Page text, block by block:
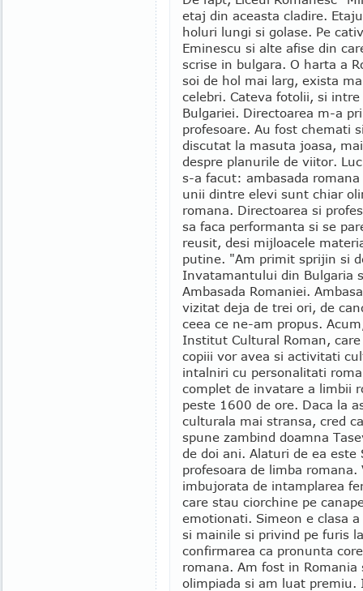
etaj din aceasta cladire.
holuri lungi si golase. Pe
Eminescu si alte afise din
scrise in bulgara. O harta a
soi de hol mai larg, exista
celebri. Cateva fotolii, si
Bulgariei. Directoarea m-a
profesoare. Au fost chemati
discutat la masuta joasa,
despre planurile de viitor.
s-a facut: ambasada
unii dintre elevi sunt chiar
romana. Directoarea si
sa faca performanta si se
reusit, desi mijloacele
putine. "Am primit sprijin si
Invatamantului din Bulgaria
Ambasada Romaniei.
vizitat deja de trei ori, de
ceea ce ne-am propus.
Institut Cultural Roman,
copiii vor avea si activitati
intalniri cu personalitati
complet de invatare a limbii
peste 1600 de ore. Daca la
culturala mai stransa, cred
spune zambind doamna
de doi ani. Alaturi de ea este
profesoara de limba
imbujorata de intamplarea
care stau ciorchine pe
emotionati. Simeon e clasa
si mainile si privind pe furis
confirmarea ca pronunta
romana. Am fost in
olimpiada si am luat